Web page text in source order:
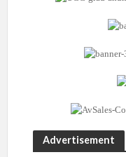
Advertisement